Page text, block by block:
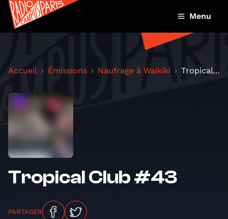
Menu
Accueil Émissions Naufrage à Waikiki Tropical Club #43
Tropical Club #43
PARTAGER